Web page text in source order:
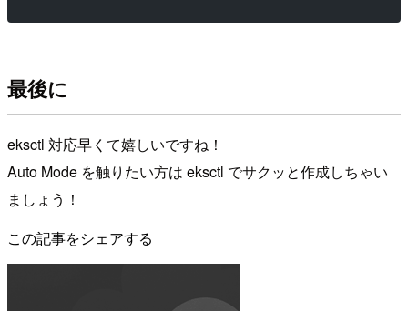
最後に
eksctl 対応早くて嬉しいですね！
Auto Mode を触りたい方は eksctl でサクッと作成しちゃい
ましょう！
この記事をシェアする